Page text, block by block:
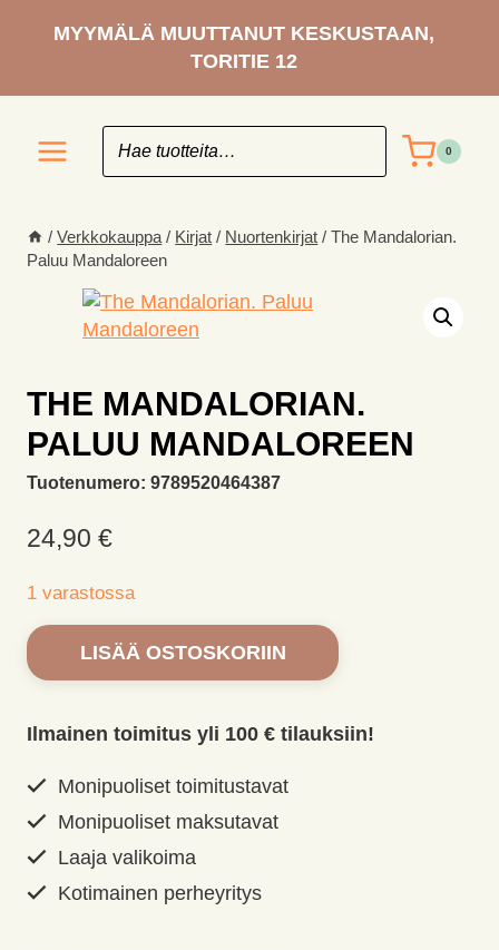
sisältöönMYYMÄLÄ MUUTTANUT KESKUSTAAN,
TORITIE 12
0
/ Verkkokauppa / Kirjat / Nuortenkirjat / The Mandalorian.
Paluu Mandaloreen
THE MANDALORIAN.
PALUU MANDALOREEN
Tuotenumero: 9789520464387
24,90 €
1 varastossa
The
Mandalorian.
määrä
LISÄÄ OSTOSKORIIN
Ilmainen toimitus yli 100 € tilauksiin!
Monipuoliset toimitustavat
Monipuoliset maksutavat
Laaja valikoima
Kotimainen perheyritys